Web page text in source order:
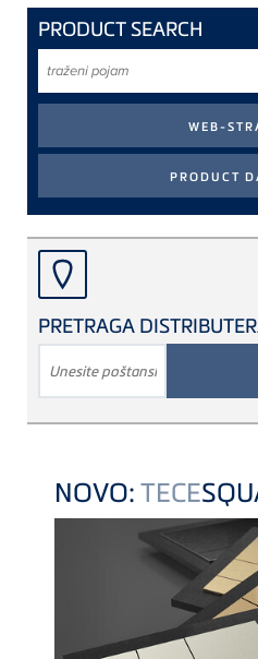
PRODUCT SEARCH
pojam
PRETRAGA
TRAŽENI
POJAM
NOVO:TECE